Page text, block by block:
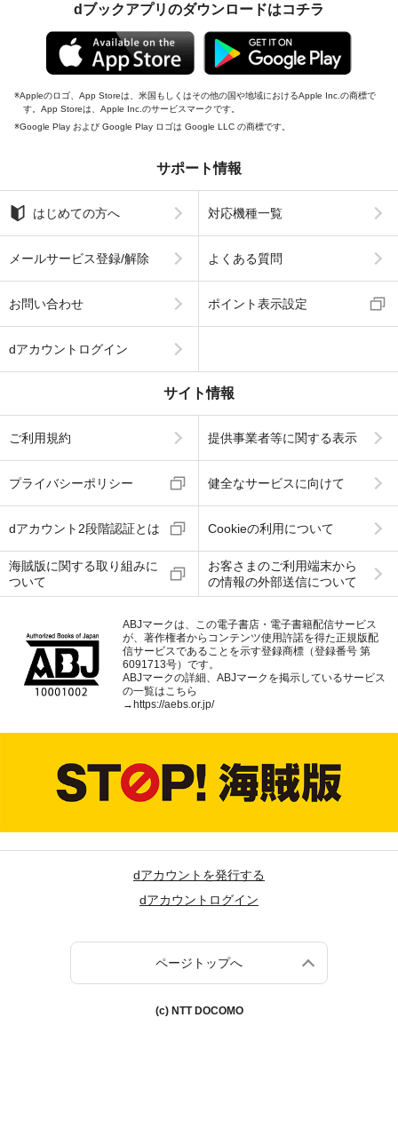
dブックアプリのダウンロードはコチラ
Appleのロゴ、App Storeは、米国もしくはその他の国や地域におけるApple Inc.の商標で
す。App Storeは、Apple Inc.のサービスマークです。
Google Play および Google Play ロゴは Google LLC の商標です。
サポート情報
はじめての方へ 対応機種一覧
メールサービス登録/解除 よくある質問
お問い合わせ ポイント表示設定
dアカウントログイン
サイト情報
ご利用規約 提供事業者等に関する表示
プライバシーポリシー 健全なサービスに向けて
dアカウント2段階認証とは Cookieの利用について
海賊版に関する取り組みに
ついて
お客さまのご利用端末から
の情報の外部送信について
ABJマークは、この電子書店・電子書籍配信サービス
が、著作権者からコンテンツ使用許諾を得た正規版配
信サービスであることを示す登録商標（登録番号 第
6091713号）です。
ABJマークの詳細、ABJマークを掲示しているサービス
の一覧はこちら
→ https://aebs.or.jp/
dアカウントを発行する
dアカウントログイン
ページトップへ
(c) NTT DOCOMO